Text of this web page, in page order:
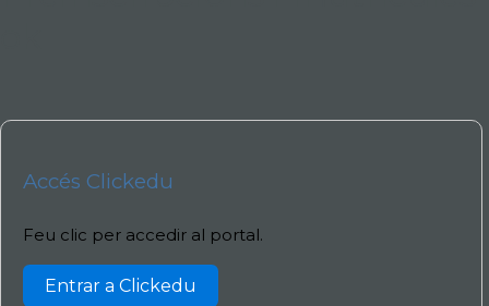
Accés Clickedu
Feu clic per accedir al portal.
Entrar a Clickedu